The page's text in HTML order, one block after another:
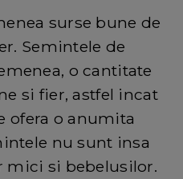
surse bune de
Semintele de
o cantitate
​​si fier, astfel incat
ofera o anumita
nu sunt insa
mici si bebelusilor.